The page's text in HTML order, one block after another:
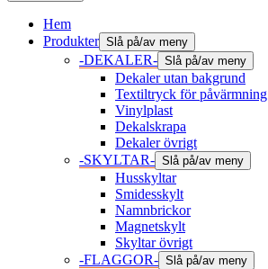
Hem
Produkter Slå på/av meny
-DEKALER- Slå på/av meny
Dekaler utan bakgrund
Textiltryck för påvärmning
Vinylplast
Dekalskrapa
Dekaler övrigt
-SKYLTAR- Slå på/av meny
Husskyltar
Smidesskylt
Namnbrickor
Magnetskylt
Skyltar övrigt
-FLAGGOR- Slå på/av meny